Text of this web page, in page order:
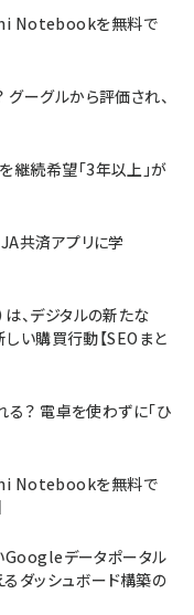
Notebookを無料で
ーグルから評価され、
継続希望「3年以上」が
共済アプリに学
は、デジタルの新たな
しい購買行動【SEOまと
？ 電卓を使わずに「ひ
Notebookを無料で
Googleデータポータル
ダッシュボード構築の